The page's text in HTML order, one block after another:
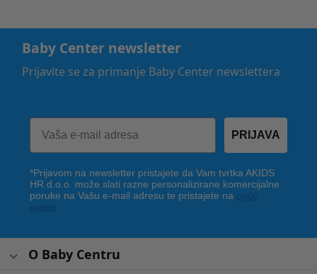
Baby Center newsletter
Prijavite se za primanje Baby Center newslettera
PRIJAVA
*Prijavom na newsletter pristajete da Vam tvrtka AKIDS
HR d.o.o. može slati razne personalizirane komercijalne
poruke na Vašu e-mail adresu te pristajete na
O Baby Centru